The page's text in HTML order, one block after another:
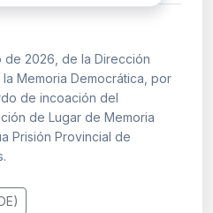
de 2026, de la Dirección
Memoria Democrática, por
de incoación del
de Lugar de Memoria
Prisión Provincial de